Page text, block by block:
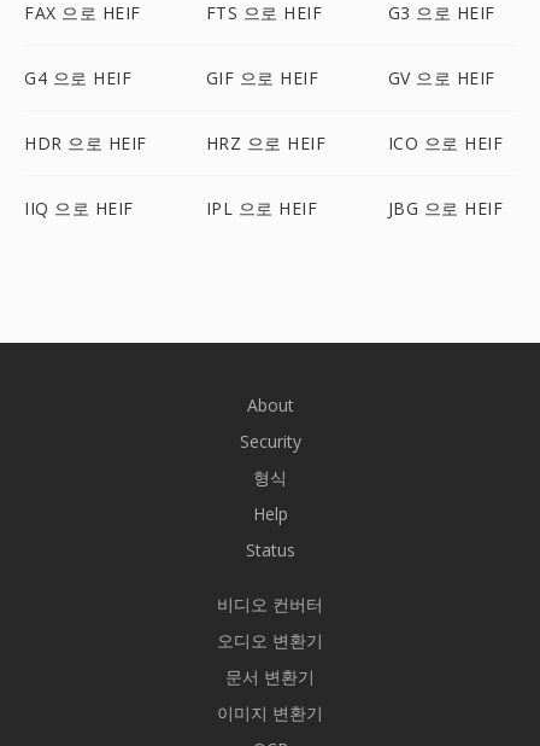
FAX 으로 HEIF FTS 으로 HEIF G3 으로 HEIF
G4 으로 HEIF GIF 으로 HEIF GV 으로 HEIF
HDR 으로 HEIF HRZ 으로 HEIF ICO 으로 HEIF
IIQ 으로 HEIF IPL 으로 HEIF JBG 으로 HEIF
About
Security
형식
Help
Status
비디오 컨버터
오디오 변환기
문서 변환기
이미지 변환기